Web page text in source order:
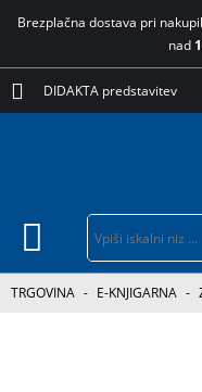
Brezplačna dostava pri
nad
DIDAKTA predstavitev
TRGOVINA - E-KNJIGARNA -